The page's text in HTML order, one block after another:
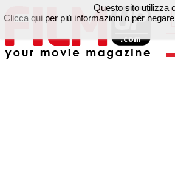
Questo sito utilizza
Clicca qui per più informazioni o per